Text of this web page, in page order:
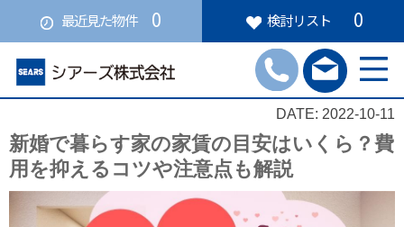
最近見た物件 0 検討リスト 0
DATE: 2022-10-11
新婚で暮らす家の家賃の目安はいくら？費
用を抑えるコツや注意点も解説